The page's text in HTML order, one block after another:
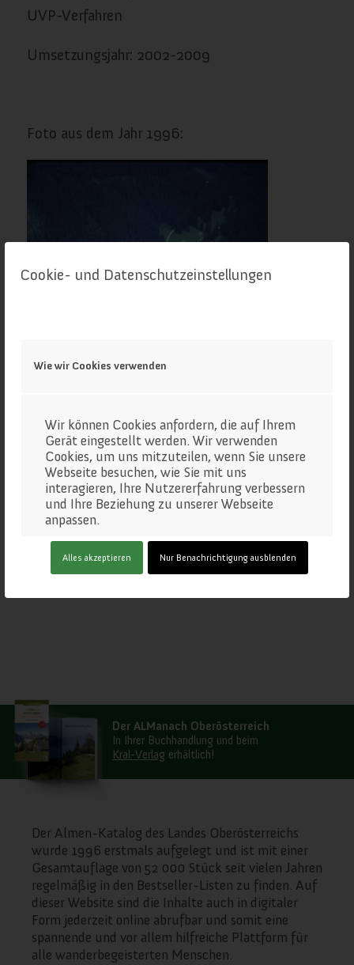
Cookie- und Datenschutzeinstellungen
Wie wir Cookies verwenden
Wir können Cookies anfordern, die auf Ihrem
Gerät eingestellt werden. Wir verwenden
Cookies, um uns mitzuteilen, wenn Sie unsere
Webseite besuchen, wie Sie mit uns
interagieren, Ihre Nutzererfahrung verbessern
und Ihre Beziehung zu unserer Webseite
anpassen.
Klicken Sie auf die verschiedenen
Kategorienüberschriften, um mehr zu
erfahren. Sie können auch einige Ihrer
Einstellungen ändern. Beachten Sie, dass das
Wichtige Webseiten-Cookies
Datenschutz-Bestimmungen
Alles akzeptieren Nur Benachrichtigung ausblenden
UVP-Verfahren
Umsetzungsjahr: 2002-2009
Foto aus dem Jahr 1996:
Der ALManach Oberösterreich
In Ihrer Buchhandlung und beim
Kral-Verlag erhältlich!
Der Almen-Katalog des Landes Oberösterreichs
wurde 1996 erstmals aufgelegt und ist mit einer
Gesamtauflage von 52 000 Stück seit vielen Jahren
regelmäßig in den Bestseller-Listen zu finden. Auf
dieser Website sind die Inhalte auch in digitaler
Form jederzeit online abrufbar und somit eine
spannende und vor allem hilfreiche Plattform für
alle wanderbegeisterten Menschen.